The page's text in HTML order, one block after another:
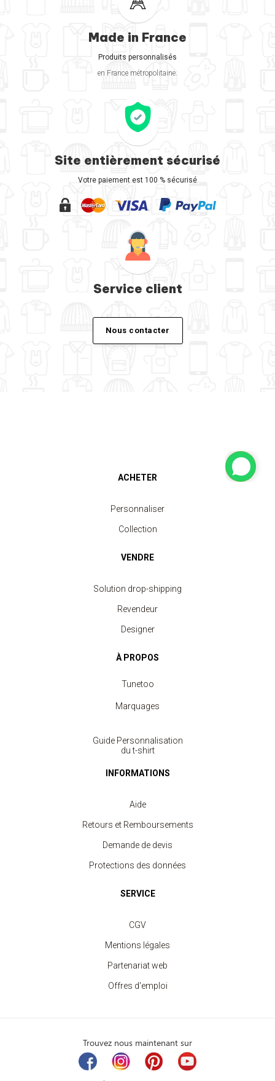
Made in France
Produits personnalisés
en France métropolitaine.
Site entièrement sécurisé
Votre paiement est 100 % sécurisé
Service client
Nous contacter
ACHETER
Personnaliser
Collection
VENDRE
Solution drop-shipping
Revendeur
Designer
À PROPOS
Tunetoo
Marquages
Guide Personnalisation
du t-shirt
INFORMATIONS
Aide
Retours et Remboursements
Demande de devis
Protections des données
SERVICE
CGV
Mentions légales
Partenariat web
Offres d'emploi
Trouvez nous maintenant sur